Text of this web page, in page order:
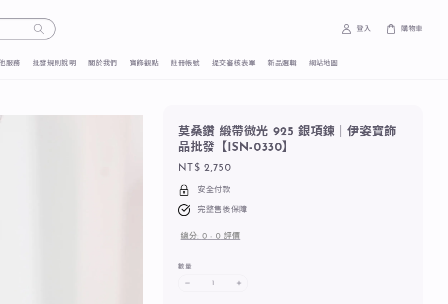
服務 批發規則說明 關於我們 寶飾觀點 註冊帳號 提交審核表單 新品選輯 網站地圖
登入 購物車
莫桑鑽 緞帶微光 925 銀項鍊｜伊姿寶飾
品批發【ISN-0330】
Regular
price
NT$ 2,750
安全付款
完整售後保障
總分: 0 - 0 評價
數量